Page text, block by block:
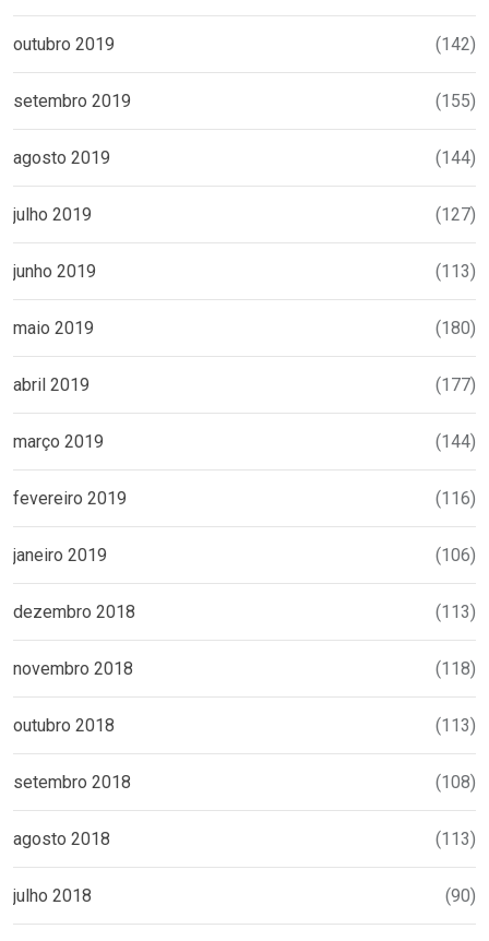
outubro 2019 (142)
setembro 2019 (155)
agosto 2019 (144)
julho 2019 (127)
junho 2019 (113)
maio 2019 (180)
abril 2019 (177)
março 2019 (144)
fevereiro 2019 (116)
janeiro 2019 (106)
dezembro 2018 (113)
novembro 2018 (118)
outubro 2018 (113)
setembro 2018 (108)
agosto 2018 (113)
julho 2018 (90)